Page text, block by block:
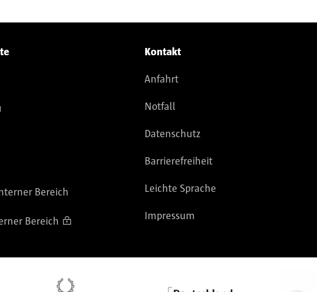
Bereich
Bereich
Kontakt
Anfahrt
Notfall
Datenschutz
Barrierefreiheit
Leichte Sprache
Impressum